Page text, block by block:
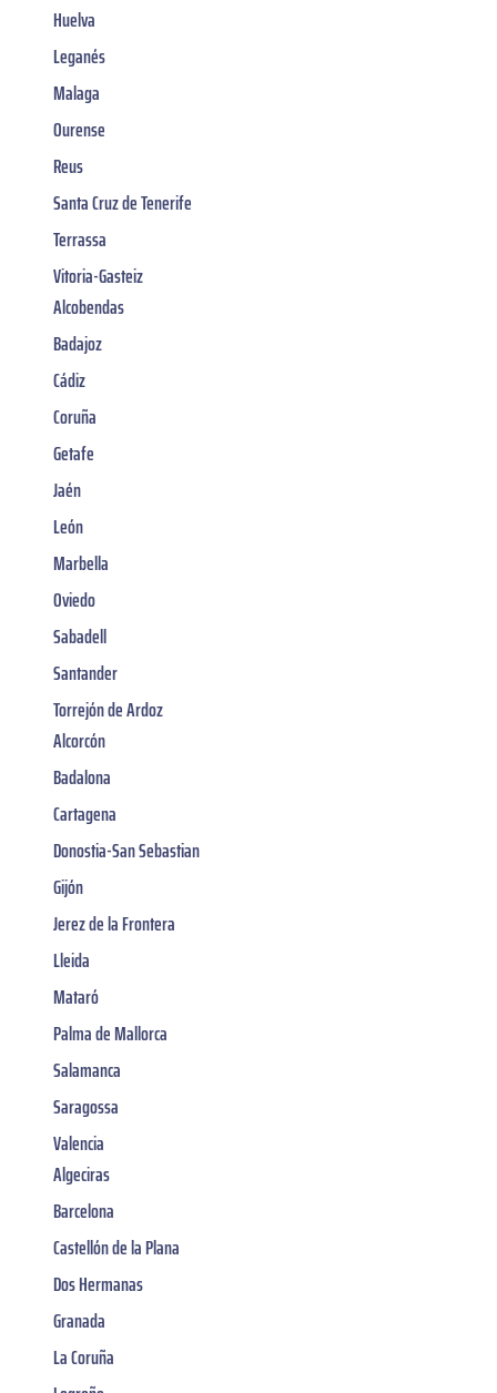
Huelva
Leganés
Malaga
Ourense
Reus
Santa Cruz de Tenerife
Terrassa
Vitoria-Gasteiz
Alcobendas
Badajoz
Cádiz
Coruña
Getafe
Jaén
León
Marbella
Oviedo
Sabadell
Santander
Torrejón de Ardoz
Alcorcón
Badalona
Cartagena
Donostia-San Sebastian
Gijón
Jerez de la Frontera
Lleida
Mataró
Palma de Mallorca
Salamanca
Saragossa
Valencia
Algeciras
Barcelona
Castellón de la Plana
Dos Hermanas
Granada
La Coruña